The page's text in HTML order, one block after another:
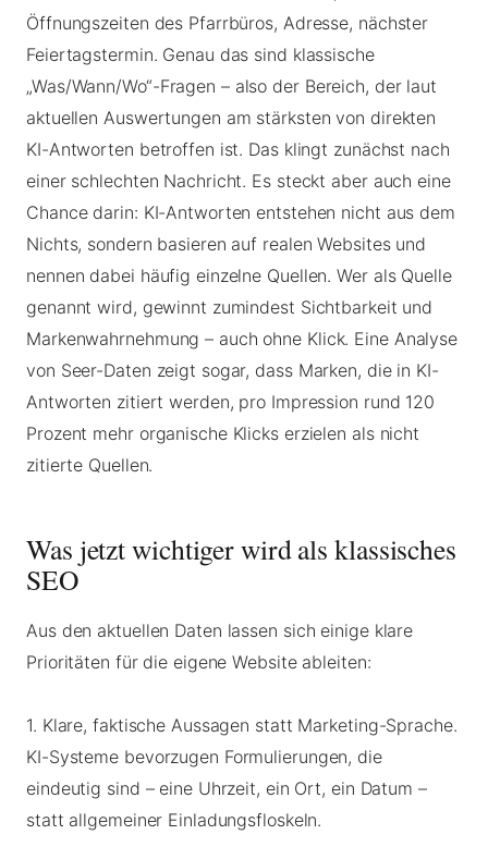
Öffnungszeiten des Pfarrbüros, Adresse, nächster
Feiertagstermin. Genau das sind klassische
„Was/Wann/Wo“-Fragen – also der Bereich, der laut
aktuellen Auswertungen am stärksten von direkten
KI-Antworten betroffen ist. Das klingt zunächst nach
einer schlechten Nachricht. Es steckt aber auch eine
Chance darin: KI-Antworten entstehen nicht aus dem
Nichts, sondern basieren auf realen Websites und
nennen dabei häufig einzelne Quellen. Wer als Quelle
genannt wird, gewinnt zumindest Sichtbarkeit und
Markenwahrnehmung – auch ohne Klick. Eine Analyse
von Seer-Daten zeigt sogar, dass Marken, die in KI-
Antworten zitiert werden, pro Impression rund 120
Prozent mehr organische Klicks erzielen als nicht
zitierte Quellen.
Was jetzt wichtiger wird als klassisches
SEO
Aus den aktuellen Daten lassen sich einige klare
Prioritäten für die eigene Website ableiten:
1. Klare, faktische Aussagen statt Marketing-Sprache.
KI-Systeme bevorzugen Formulierungen, die
eindeutig sind – eine Uhrzeit, ein Ort, ein Datum –
statt allgemeiner Einladungsfloskeln.